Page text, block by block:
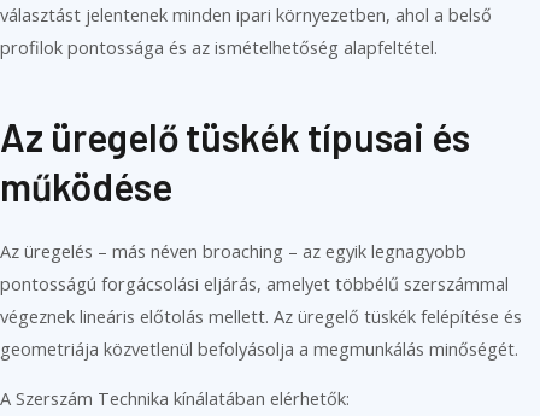
választást jelentenek minden ipari környezetben, ahol a belső
profilok pontossága és az ismételhetőség alapfeltétel.
Az üregelő tüskék típusai és
működése
Az üregelés – más néven broaching – az egyik legnagyobb
pontosságú forgácsolási eljárás, amelyet többélű szerszámmal
végeznek lineáris előtolás mellett. Az üregelő tüskék felépítése és
geometriája közvetlenül befolyásolja a megmunkálás minőségét.
A Szerszám Technika kínálatában elérhetők: